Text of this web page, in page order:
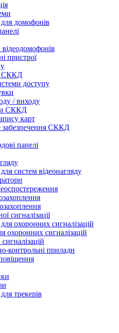
домофонів
пристрої
СККД
доступу
/ виходу
СККД
карт
забезпечення СККД
панелі
систем відеонагляду
сигналізації
охоронних сигналізацій
охоронних сигналізацій
контрольні прилади
трекерів